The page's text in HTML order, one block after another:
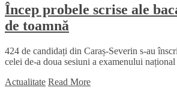
Încep probele scrise ale
de toamnă
424 de candidați din Caraș-Severin s-au
celei de-a doua sesiuni a examenului național
Actualitate Read More